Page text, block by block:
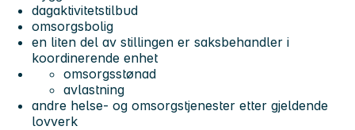
dagaktivitetstilbud
omsorgsbolig
en liten del av stillingen er saksbehandler i
koordinerende enhet
omsorgsstønad
avlastning
andre helse- og omsorgstjenester etter gjeldende
lovverk